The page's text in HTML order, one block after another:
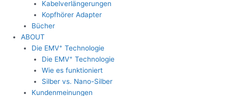
Kabelverlängerungen
Kopfhörer Adapter
Bücher
ABOUT
Die EMV+ Technologie
Die EMV+ Technologie
Wie es funktioniert
Silber vs. Nano-Silber
Kundenmeinungen